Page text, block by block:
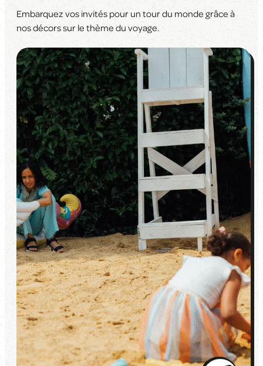
Embarquez vos invités pour un tour du monde grâce à
nos décors sur le thème du voyage.